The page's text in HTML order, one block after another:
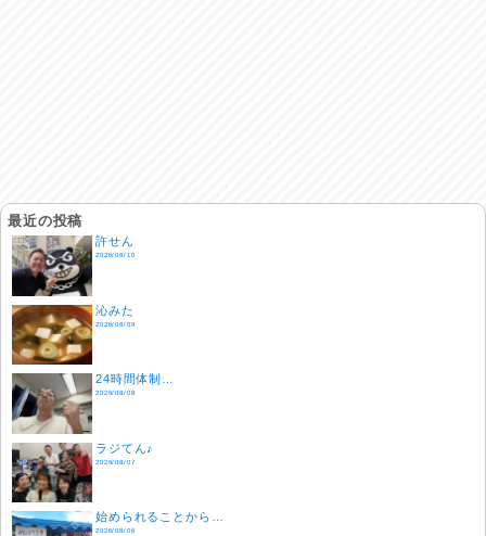
最近の投稿
許せん
2026/08/10
沁みた
2026/08/09
24時間体制…
2026/08/08
ラジてん♪
2026/08/07
始められることから…
2026/08/06